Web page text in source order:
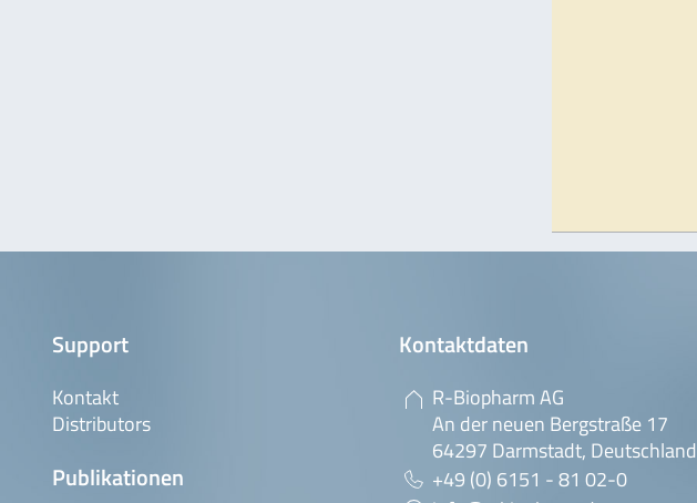
Support
Kontakt
Distributors
Publikationen
Kontaktdaten
R-Biopharm AG
An der neuen Bergstraße 17
64297 Darmstadt, Deutschland
+49 (0) 6151 - 81 02-0